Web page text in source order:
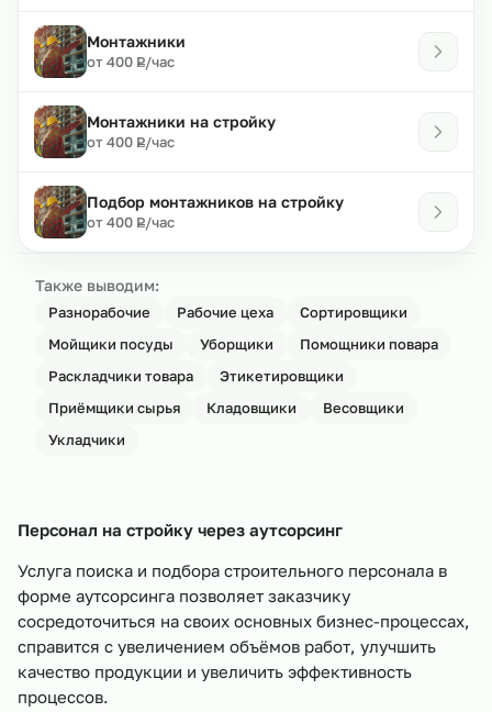
Монтажники
от 400 ₽
Р/час
Монтажники на стройку
от 400 ₽
Р/час
Подбор монтажников на стройку
от 400 ₽
Р/час
Также выводим:
Разнорабочие Рабочие цеха
Сортировщики
Мойщики посуды
Уборщики
Помощники повара
Раскладчики товара
Этикетировщики
Приёмщики сырья
Кладовщики
Весовщики
Укладчики
Персонал на стройку через аутсорсинг
Услуга поиска и подбора строительного персонала в
форме аутсорсинга позволяет заказчику
сосредоточиться на своих основных бизнес-процессах,
справится с увеличением объёмов работ, улучшить
качество продукции и увеличить эффективность
процессов.